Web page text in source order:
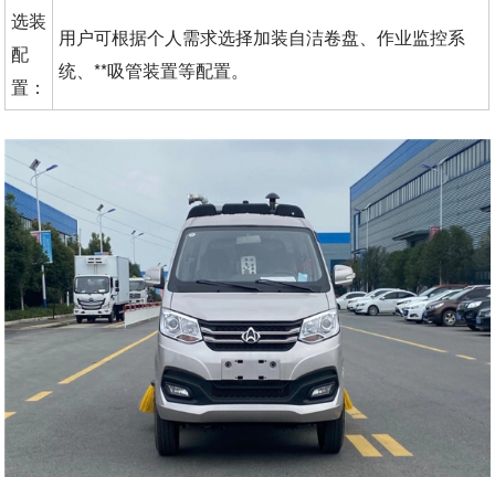
选装
配
置：
用户可根据个人需求选择加装自洁卷盘、作业监控系
统、**吸管装置等配置。